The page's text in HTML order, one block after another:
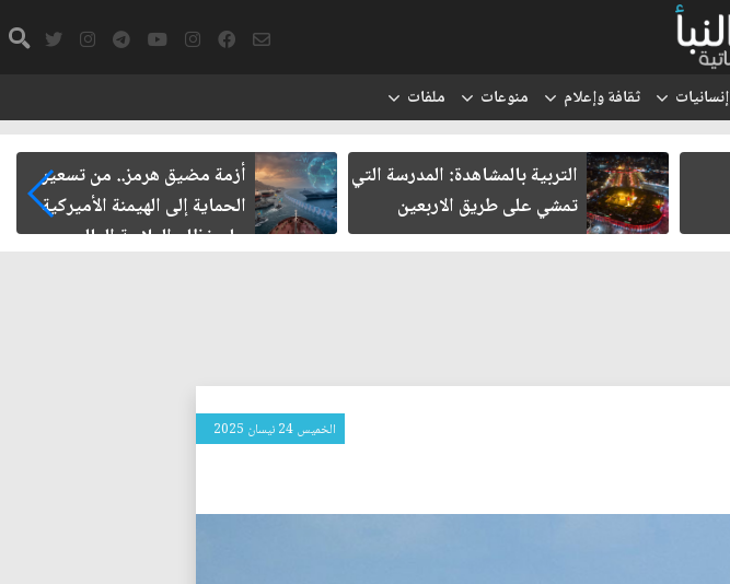
إنسانيات ثقافة وإعلام منوعات ملفات
التربية بالمشاهدة: المدرسة التي
تمشي على طريق الاربعين
أزمة مضيق هرمز.. من تسعير
الحماية إلى الهيمنة الأميركية
على نظام الملاحة العالمي
الخميس 24 نيسان 2025